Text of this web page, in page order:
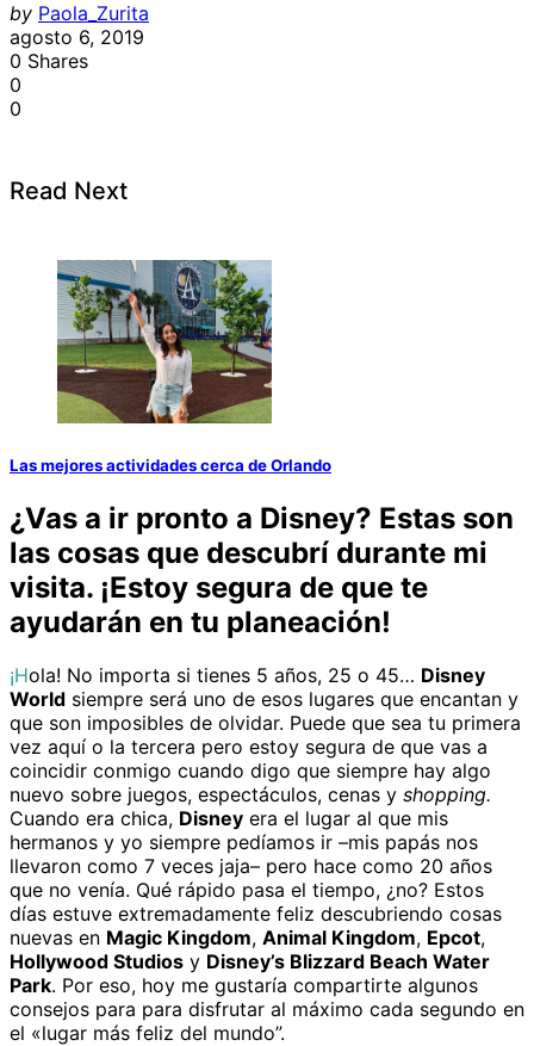
by Paola_Zurita
agosto 6, 2019
0 Shares
0
0
Read Next
Las mejores actividades cerca de Orlando
¿Vas a ir pronto a Disney? Estas son
las cosas que descubrí durante mi
visita. ¡Estoy segura de que te
ayudarán en tu planeación!
¡Hola! No importa si tienes 5 años, 25 o 45… Disney
World siempre será uno de esos lugares que encantan y
que son imposibles de olvidar. Puede que sea tu primera
vez aquí o la tercera pero estoy segura de que vas a
coincidir conmigo cuando digo que siempre hay algo
nuevo sobre juegos, espectáculos, cenas y shopping.
Cuando era chica, Disney era el lugar al que mis
hermanos y yo siempre pedíamos ir –mis papás nos
llevaron como 7 veces jaja– pero hace como 20 años
que no venía. Qué rápido pasa el tiempo, ¿no? Estos
días estuve extremadamente feliz descubriendo cosas
nuevas en Magic Kingdom, Animal Kingdom, Epcot,
Hollywood Studios y Disney’s Blizzard Beach Water
Park. Por eso, hoy me gustaría compartirte algunos
consejos para para disfrutar al máximo cada segundo en
el «lugar más feliz del mundo”.